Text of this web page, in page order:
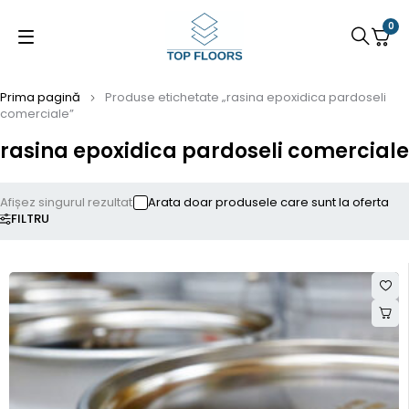
0
rasina epoxidica pardoseli comerciale
Prima pagină
Produse etichetate „rasina epoxidica pardoseli
comerciale”
FILTRU
Afișez singurul rezultat Arata doar produsele care sunt la oferta